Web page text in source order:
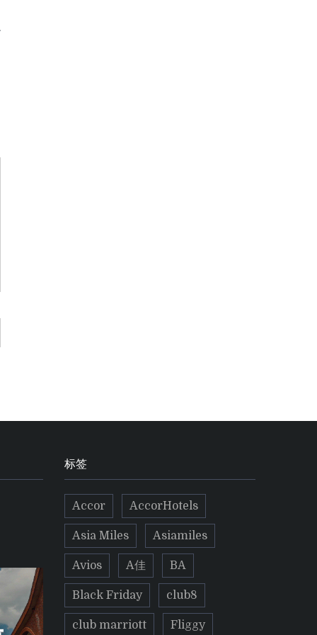
标签
Accor AccorHotels
Asia Miles Asiamiles
Avios A佳 BA
Black Friday club8
club marriott Fliggy